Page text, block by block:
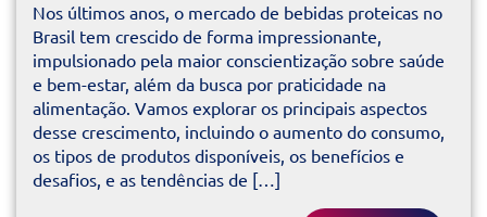
Nos últimos anos, o mercado de bebidas proteicas no
Brasil tem crescido de forma impressionante,
impulsionado pela maior conscientização sobre saúde
e bem-estar, além da busca por praticidade na
alimentação. Vamos explorar os principais aspectos
desse crescimento, incluindo o aumento do consumo,
os tipos de produtos disponíveis, os benefícios e
desafios, e as tendências de […]